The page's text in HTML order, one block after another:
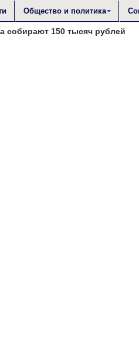
Общество и политика
собирают 150 тысяч рублей